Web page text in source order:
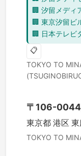
🏢 汐留メディ
🏢 東京汐留ビ
🏢 日本テレビ
📋
TOKYO TO
〒 106-0044
東京都 港区
TOKYO TO